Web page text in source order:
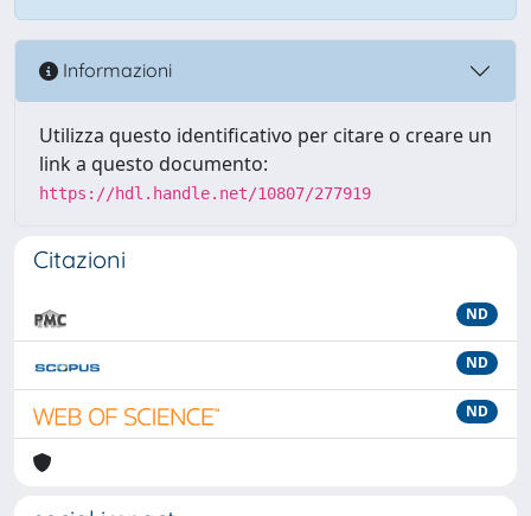
Informazioni
Utilizza questo identificativo per citare o creare un
link a questo documento:
https://hdl.handle.net/10807/277919
Citazioni
ND
ND
ND